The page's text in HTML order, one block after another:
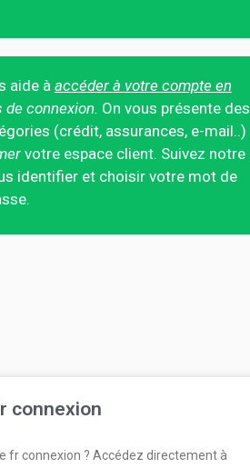
aide à accéder à votre compte en
connexion. On vous présente des
(crédit, assurances, e-mail..)
votre espace client. Suivez notre
identifier et choisir votre mot de
connexion
fr connexion ? Accédez directement à